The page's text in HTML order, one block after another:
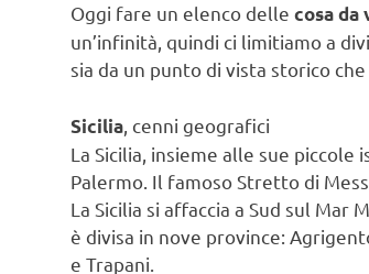
Oggi fare un elenco delle cosa da
un’infinità, quindi ci limitiamo a
sia da un punto di vista storico
Sicilia , cenni geografici
La Sicilia, insieme alle sue
Palermo. Il famoso Stretto di
La Sicilia si affaccia a Sud sul Mar
è divisa in nove province:
e Trapani.